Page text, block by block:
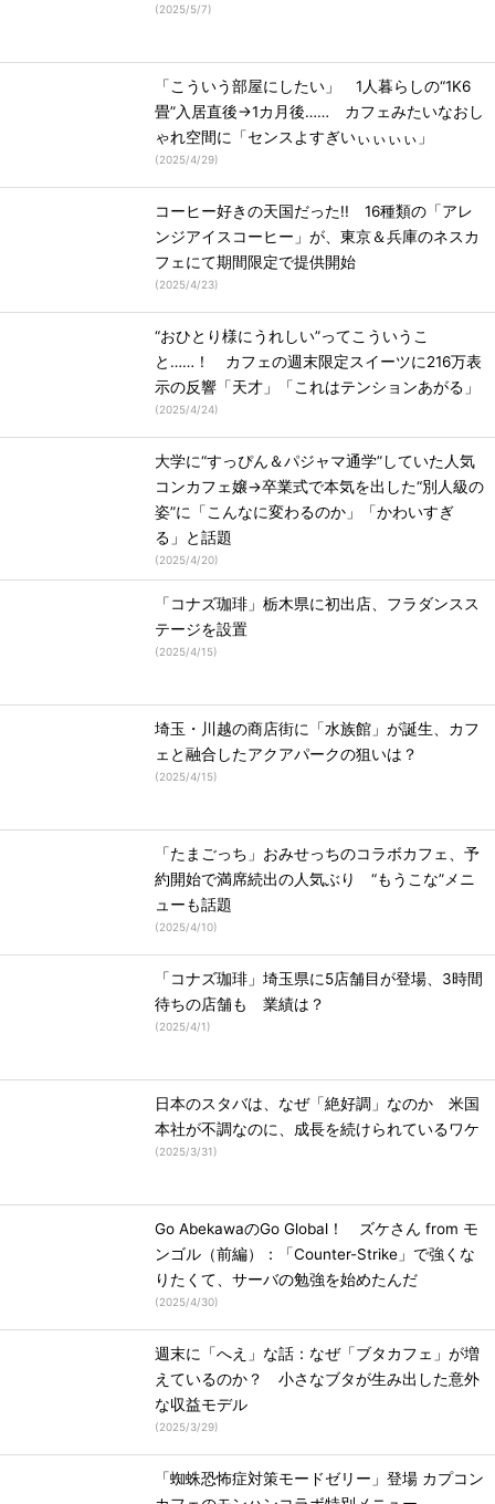
(2025/5/7)
「こういう部屋にしたい」 1人暮らしの“1K6
畳”入居直後→1カ月後…… カフェみたいなおし
ゃれ空間に「センスよすぎいぃぃぃぃ」
(2025/4/29)
コーヒー好きの天国だった!! 16種類の「アレ
ンジアイスコーヒー」が、東京＆兵庫のネスカ
フェにて期間限定で提供開始
(2025/4/23)
“おひとり様にうれしい”ってこういうこ
と……！ カフェの週末限定スイーツに216万表
示の反響「天才」「これはテンションあがる」
(2025/4/24)
大学に“すっぴん＆パジャマ通学”していた人気
コンカフェ嬢→卒業式で本気を出した“別人級の
姿”に「こんなに変わるのか」「かわいすぎ
る」と話題
(2025/4/20)
「コナズ珈琲」栃木県に初出店、フラダンスス
テージを設置
(2025/4/15)
埼玉・川越の商店街に「水族館」が誕生、カフ
ェと融合したアクアパークの狙いは？
(2025/4/15)
「たまごっち」おみせっちのコラボカフェ、予
約開始で満席続出の人気ぶり “もうこな”メニ
ューも話題
(2025/4/10)
「コナズ珈琲」埼玉県に5店舗目が登場、3時間
待ちの店舗も 業績は？
(2025/4/1)
日本のスタバは、なぜ「絶好調」なのか 米国
本社が不調なのに、成長を続けられているワケ
(2025/3/31)
Go AbekawaのGo Global！ ズケさん from モ
ンゴル（前編）：「Counter-Strike」で強くな
りたくて、サーバの勉強を始めたんだ
(2025/4/30)
週末に「へえ」な話：なぜ「ブタカフェ」が増
えているのか？ 小さなブタが生み出した意外
な収益モデル
(2025/3/29)
「蜘蛛恐怖症対策モードゼリー」登場 カプコン